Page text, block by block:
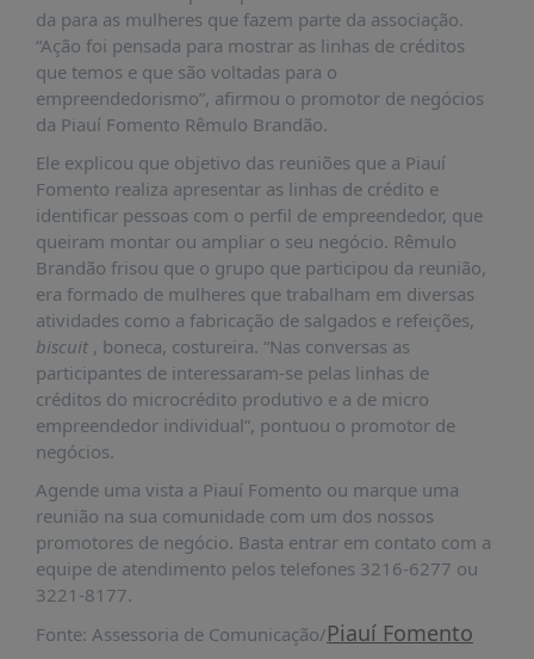
DADOS
FRENTE
PARLAMENTAR
SOBRE
A
FRENTE
MATERIAIS
INFORMAÇÕES
CURSOS
E
EVENTOS
INSCRIÇÕES
DISPONÍVEIS
PUBLICAÇÕES
REVISTA
RUMOS
da para as mulheres que fazem parte da associação.
“Ação foi pensada para mostrar as linhas de créditos
que temos e que são voltadas para o
empreendedorismo”, afirmou o promotor de negócios
da Piauí Fomento Rêmulo Brandão.
Ele explicou que objetivo das reuniões que a Piauí
Fomento realiza apresentar as linhas de crédito e
identificar pessoas com o perfil de empreendedor, que
queiram montar ou ampliar o seu negócio. Rêmulo
Brandão frisou que o grupo que participou da reunião,
era formado de mulheres que trabalham em diversas
atividades como a fabricação de salgados e refeições,
biscuit, boneca, costureira. “Nas conversas as
participantes de interessaram-se pelas linhas de
créditos do microcrédito produtivo e a de micro
empreendedor individual”, pontuou o promotor de
negócios.
Agende uma vista a Piauí Fomento ou marque uma
reunião na sua comunidade com um dos nossos
promotores de negócio. Basta entrar em contato com a
equipe de atendimento pelos telefones 3216-6277 ou
3221-8177.
Fonte: Assessoria de Comunicação/Piauí Fomento